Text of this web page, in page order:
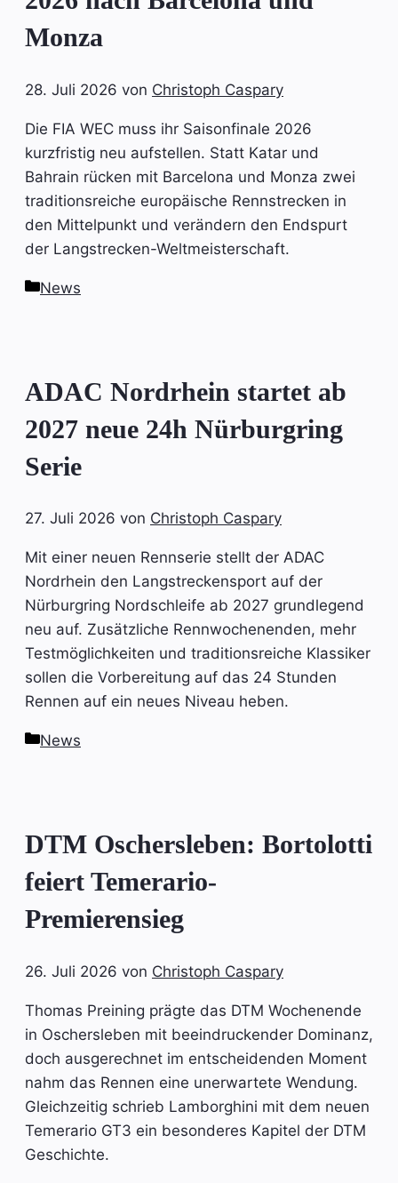
Monza
28. Juli 2026 von Christoph Caspary
Die FIA WEC muss ihr Saisonfinale 2026
kurzfristig neu aufstellen. Statt Katar und
Bahrain rücken mit Barcelona und Monza zwei
traditionsreiche europäische Rennstrecken in
den Mittelpunkt und verändern den Endspurt
der Langstrecken-Weltmeisterschaft.
Kategorien
News
ADAC Nordrhein startet ab
2027 neue 24h Nürburgring
Serie
27. Juli 2026 von Christoph Caspary
Mit einer neuen Rennserie stellt der ADAC
Nordrhein den Langstreckensport auf der
Nürburgring Nordschleife ab 2027 grundlegend
neu auf. Zusätzliche Rennwochenenden, mehr
Testmöglichkeiten und traditionsreiche Klassiker
sollen die Vorbereitung auf das 24 Stunden
Rennen auf ein neues Niveau heben.
Kategorien
News
DTM Oschersleben: Bortolotti
feiert Temerario-
Premierensieg
26. Juli 2026 von Christoph Caspary
Thomas Preining prägte das DTM Wochenende
in Oschersleben mit beeindruckender Dominanz,
doch ausgerechnet im entscheidenden Moment
nahm das Rennen eine unerwartete Wendung.
Gleichzeitig schrieb Lamborghini mit dem neuen
Temerario GT3 ein besonderes Kapitel der DTM
Geschichte.